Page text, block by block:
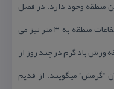
منطقه وجود دارد. در فصل
زمستان ارتفاع برف گاهی به ۲ متر و در ارتفاعات منطقه به ۳ متر نیز می
وزش باد گرم در چند روز از
میگویند. از قدیم